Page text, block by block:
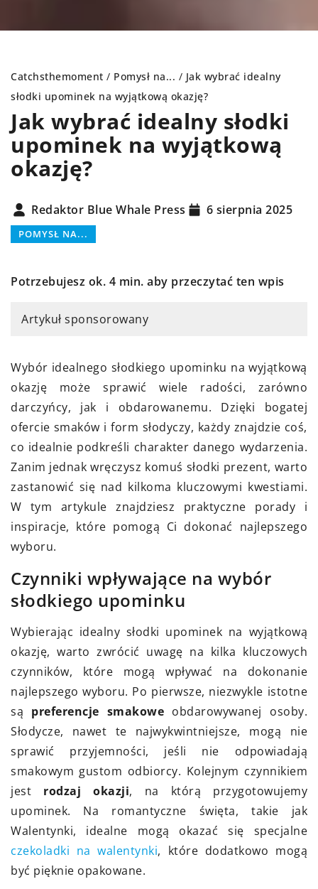
Catchsthemoment / Pomysł na... / Jak wybrać idealny
słodki upominek na wyjątkową okazję?
Jak wybrać idealny słodki
upominek na wyjątkową
okazję?
Redaktor Blue Whale Press 6 sierpnia 2025
POMYSŁ NA...
Potrzebujesz ok. 4 min. aby przeczytać ten wpis
Artykuł sponsorowany
Wybór idealnego słodkiego upominku na wyjątkową
okazję może sprawić wiele radości, zarówno
darczyńcy, jak i obdarowanemu. Dzięki bogatej
ofercie smaków i form słodyczy, każdy znajdzie coś,
co idealnie podkreśli charakter danego wydarzenia.
Zanim jednak wręczysz komuś słodki prezent, warto
zastanowić się nad kilkoma kluczowymi kwestiami.
W tym artykule znajdziesz praktyczne porady i
inspiracje, które pomogą Ci dokonać najlepszego
wyboru.
Czynniki wpływające na wybór
słodkiego upominku
Wybierając idealny słodki upominek na wyjątkową
okazję, warto zwrócić uwagę na kilka kluczowych
czynników, które mogą wpływać na dokonanie
najlepszego wyboru. Po pierwsze, niezwykle istotne
są preferencje smakowe obdarowywanej osoby.
Słodycze, nawet te najwykwintniejsze, mogą nie
sprawić przyjemności, jeśli nie odpowiadają
smakowym gustom odbiorcy. Kolejnym czynnikiem
jest rodzaj okazji, na którą przygotowujemy
upominek. Na romantyczne święta, takie jak
Walentynki, idealne mogą okazać się specjalne
czekoladki na walentynki, które dodatkowo mogą
być pięknie opakowane.